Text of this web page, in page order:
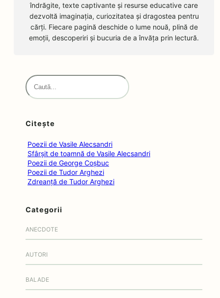
îndrăgite, texte captivante și resurse educative care
dezvoltă imaginația, curiozitatea și dragostea pentru
cărți. Fiecare pagină deschide o lume nouă, plină de
emoții, descoperiri și bucuria de a învăța prin lectură.
S
e
c
Citește
Poezii de Vasile Alecsandri
Sfârșit de toamnă de Vasile Alecsandri
Poezii de George Coșbuc
Poezii de Tudor Arghezi
Zdreanță de Tudor Arghezi
Categorii
ANECDOTE
AUTORI
BALADE